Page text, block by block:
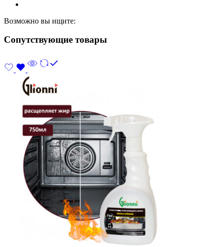
Возможно вы ищите:
Сопутствующие товары